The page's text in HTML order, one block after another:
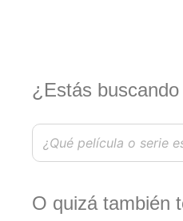
¿Estás
O quizá también